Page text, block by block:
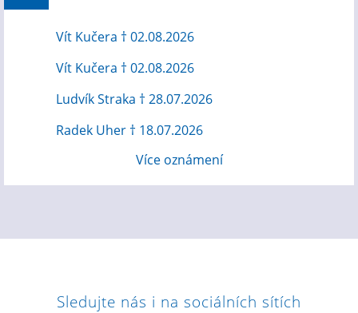
Vít Kučera † 02.08.2026
Vít Kučera † 02.08.2026
Ludvík Straka † 28.07.2026
Radek Uher † 18.07.2026
Více oznámení
Sledujte nás i na sociálních sítích